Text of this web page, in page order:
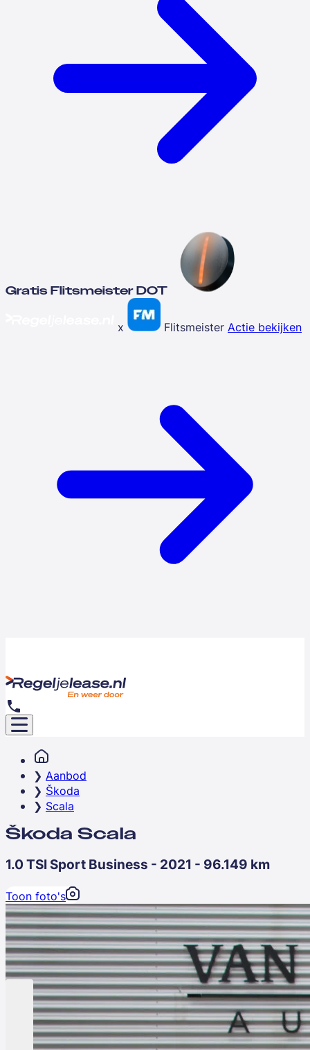
Gratis Flitsmeister DOT
x Flitsmeister Actie bekijken
Aanbod
Škoda
Scala
Škoda Scala
1.0 TSI Sport Business - 2021 - 96.149 km
Toon foto's